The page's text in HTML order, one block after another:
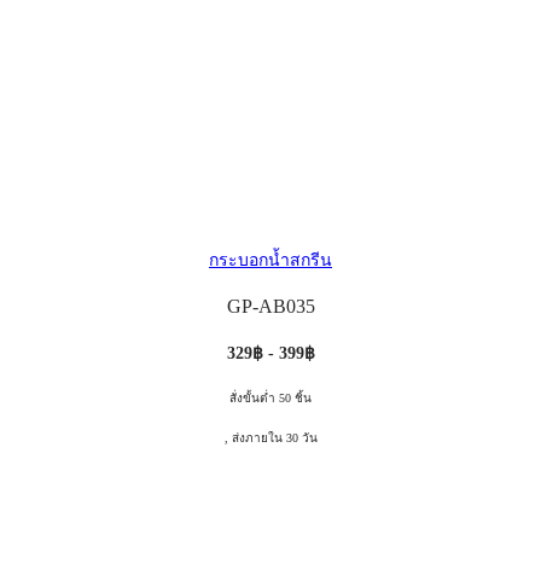
กระบอกน้ำสกรีน
GP-AB035
329฿ - 399฿
สั่งขั้นต่ำ 50 ชิ้น
, ส่งภายใน 30 วัน